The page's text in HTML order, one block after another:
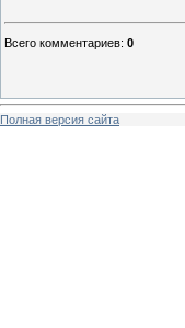
Всего комментариев: 0
Полная версия сайта